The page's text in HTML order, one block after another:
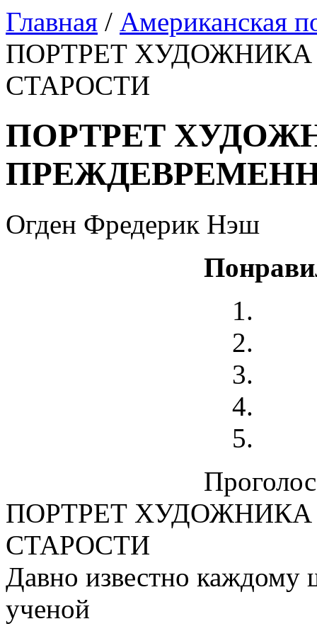
Главная / Американская
ПОРТРЕТ
СТАРОСТИ
ПОРТРЕТ
Огден Фредерик Нэш
ПОРТРЕТ
СТАРОСТИ
Давно известно
ученой